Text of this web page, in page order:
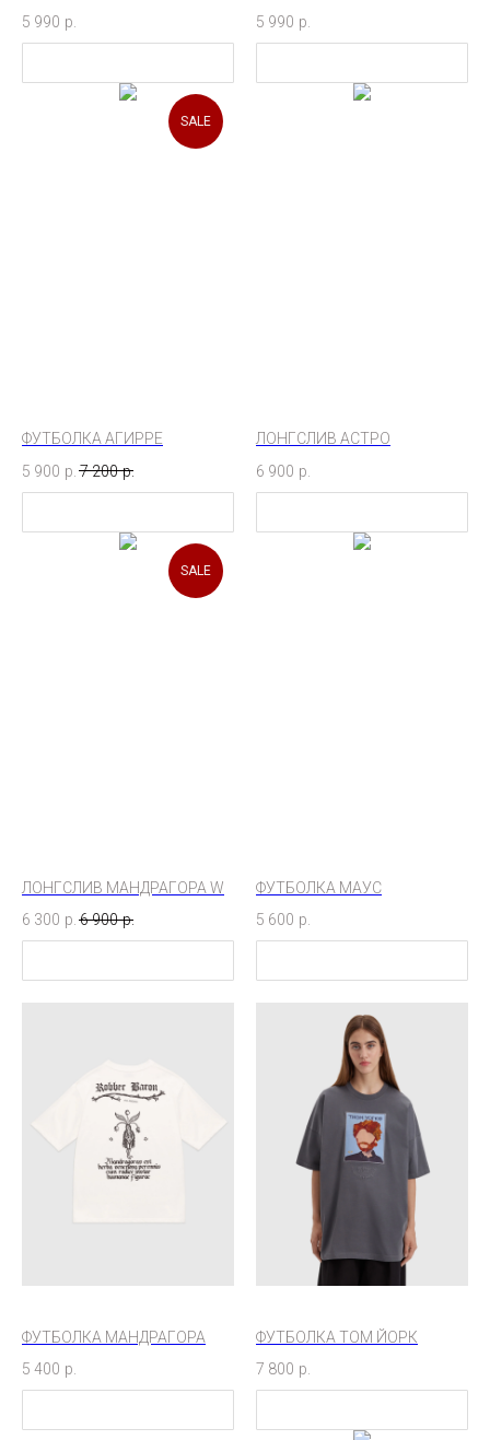
5 990 р.
5 990 р.
SALE
ФУТБОЛКА АГИРРЕ
5 900 р. 7 200 р.
ЛОНГСЛИВ АСТРО
6 900 р.
SALE
ЛОНГСЛИВ МАНДРАГОРА W
6 300 р. 6 900 р.
ФУТБОЛКА МАУС
5 600 р.
ФУТБОЛКА МАНДРАГОРА
5 400 р.
ФУТБОЛКА ТОМ ЙОРК
7 800 р.